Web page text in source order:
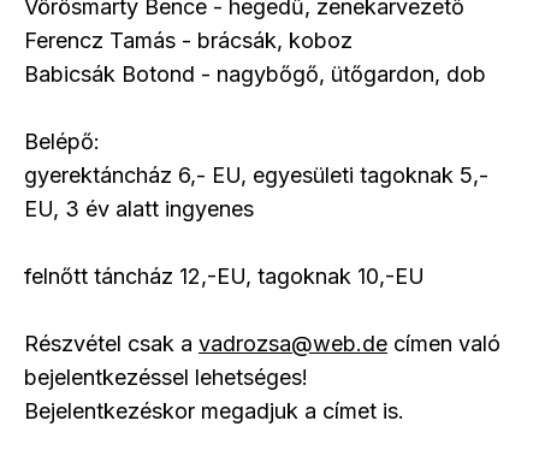
Vörösmarty Bence - hegedű, zenekarvezető
Ferencz Tamás - brácsák, koboz
Babicsák Botond - nagybőgő, ütőgardon, dob
Belépő:
gyerektáncház 6,- EU, egyesületi tagoknak 5,-
EU, 3 év alatt ingyenes
felnőtt táncház 12,-EU, tagoknak 10,-EU
Részvétel csak a vadrozsa@web.de címen való
bejelentkezéssel lehetséges!
Bejelentkezéskor megadjuk a címet is.